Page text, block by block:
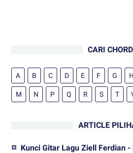
CARI CHORD
A B C D E F G H
M N P Q R S T
ARTICLE
Kunci Gitar Lagu Ziell Ferdian -